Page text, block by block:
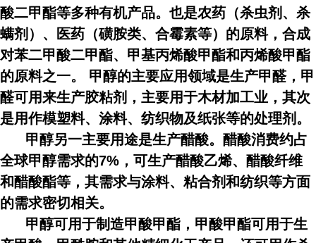
酸二甲酯等多种有机产品。也是农药（杀虫剂、杀
螨剂）、医药（磺胺类、合霉素等）的原料，合成
对苯二甲酸二甲酯、甲基丙烯酸甲酯和丙烯酸甲酯
的原料之一。 甲醇的主要应用领域是生产甲醛，甲
醛可用来生产胶粘剂，主要用于木材加工业，其次
是用作模塑料、涂料、纺织物及纸张等的处理剂。
甲醇另一主要用途是生产醋酸。醋酸消费约占
全球甲醇需求的7%，可生产醋酸乙烯、醋酸纤维
和醋酸酯等，其需求与涂料、粘合剂和纺织等方面
的需求密切相关。
甲醇可用于制造甲酸甲酯，甲酸甲酯可用于生